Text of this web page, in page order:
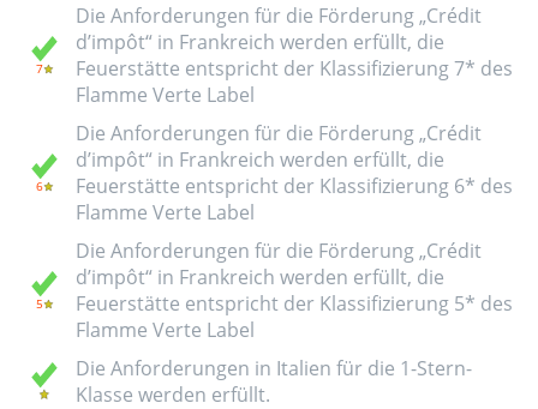
Die Anforderungen für die Förderung „Crédit
d’impôt“ in Frankreich werden erfüllt, die
Feuerstätte entspricht der Klassifizierung 7* des
Flamme Verte Label
Die Anforderungen für die Förderung „Crédit
d’impôt“ in Frankreich werden erfüllt, die
Feuerstätte entspricht der Klassifizierung 6* des
Flamme Verte Label
Die Anforderungen für die Förderung „Crédit
d’impôt“ in Frankreich werden erfüllt, die
Feuerstätte entspricht der Klassifizierung 5* des
Flamme Verte Label
Die Anforderungen in Italien für die 1-Stern-
Klasse werden erfüllt.